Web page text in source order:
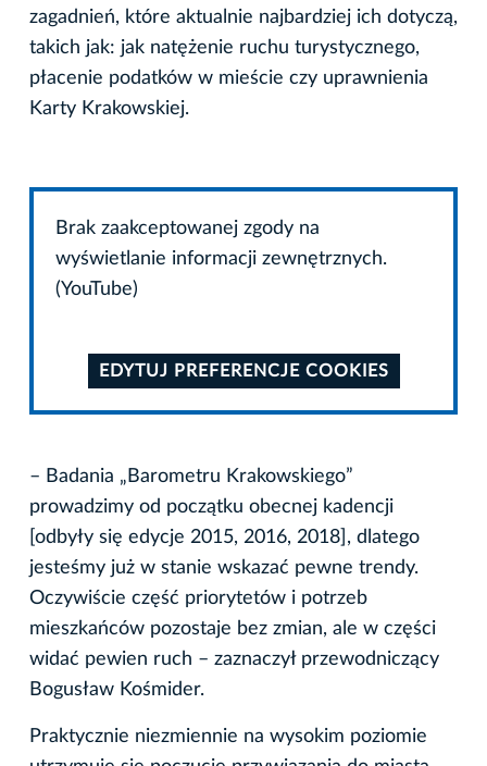
zagadnień, które aktualnie najbardziej ich dotyczą,
takich jak: jak natężenie ruchu turystycznego,
płacenie podatków w mieście czy uprawnienia
Karty Krakowskiej.
Brak zaakceptowanej zgody na
wyświetlanie informacji zewnętrznych.
(YouTube)
EDYTUJ PREFERENCJE COOKIES
– Badania „Barometru Krakowskiego”
prowadzimy od początku obecnej kadencji
[odbyły się edycje 2015, 2016, 2018], dlatego
jesteśmy już w stanie wskazać pewne trendy.
Oczywiście część priorytetów i potrzeb
mieszkańców pozostaje bez zmian, ale w części
widać pewien ruch – zaznaczył przewodniczący
Bogusław Kośmider.
Praktycznie niezmiennie na wysokim poziomie